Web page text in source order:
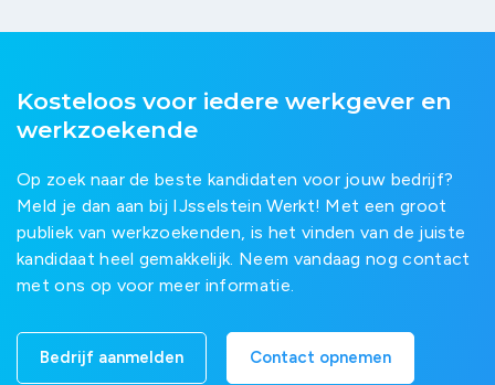
Kosteloos voor iedere werkgever en
werkzoekende
Op zoek naar de beste kandidaten voor jouw bedrijf?
Meld je dan aan bij IJsselstein Werkt! Met een groot
publiek van werkzoekenden, is het vinden van de juiste
kandidaat heel gemakkelijk. Neem vandaag nog contact
met ons op voor meer informatie.
Bedrijf aanmelden Contact opnemen